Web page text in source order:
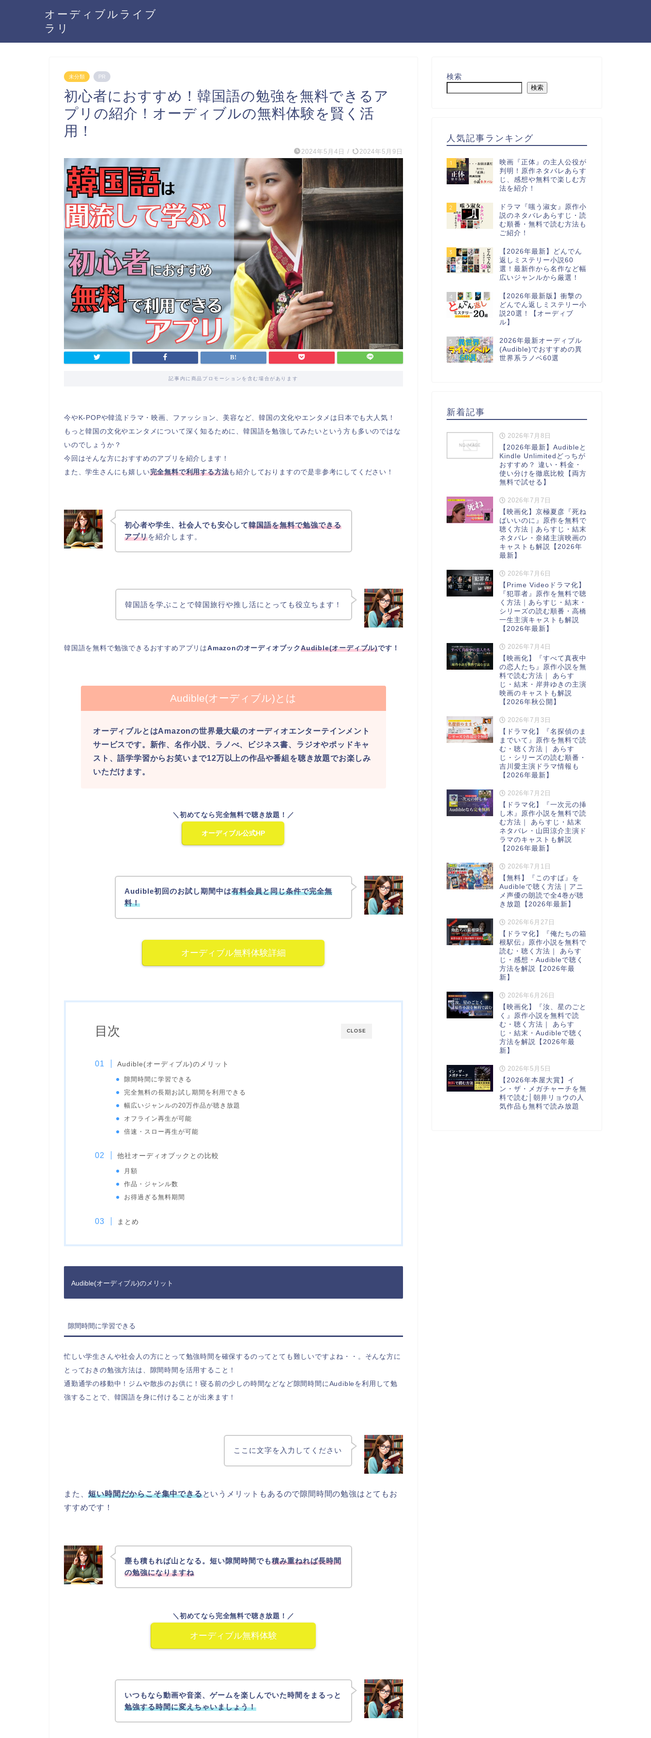
オーディブルライブ
ラリ
未分類 PR
初心者におすすめ！韓国語の勉強を無料できるア
プリの紹介！オーディブルの無料体験を賢く活
用！
2024年5月4日 / 2024年5月9日
記事内に商品プロモーションを含む場合があります
今やK-POPや韓流ドラマ・映画、ファッション、美容など、韓国の文化やエンタメは日本でも大人気！
もっと韓国の文化やエンタメについて深く知るために、韓国語を勉強してみたいという方も多いのではな
いのでしょうか？
今回はそんな方におすすめのアプリを紹介します！
また、学生さんにも嬉しい完全無料で利用する方法も紹介しておりますので是非参考にしてください！
初心者や学生、社会人でも安心して韓国語を無料で勉強できる
アプリを紹介します。
韓国語を学ぶことで韓国旅行や推し活にとっても役立ちます！
韓国語を無料で勉強できるおすすめアプリはAmazonのオーディオブックAudible(オーディブル)です！
Audible(オーディブル)とは
オーディブルとはAmazonの世界最大級のオーディオエンターテインメント
サービスです。新作、名作小説、ラノべ、ビジネス書、ラジオやポッドキャ
スト、語学学習からお笑いまで12万以上の作品や番組を聴き放題でお楽しみ
いただけます。
＼初めてなら完全無料で聴き放題！／
オーディブル公式HP
Audible初回のお試し期間中は有料会員と同じ条件で完全無
料！
オーディブル無料体験詳細
CLOSE
目次
Audible(オーディブル)のメリット
隙間時間に学習できる
完全無料の長期お試し期間を利用できる
幅広いジャンルの20万作品が聴き放題
オフライン再生が可能
倍速・スロー再生が可能
他社オーディオブックとの比較
月額
作品・ジャンル数
お得過ぎる無料期間
まとめ
Audible(オーディブル)のメリット
隙間時間に学習できる
忙しい学生さんや社会人の方にとって勉強時間を確保するのってとても難しいですよね・・。そんな方に
とっておきの勉強方法は、隙間時間を活用すること！
通勤通学の移動中！ジムや散歩のお供に！寝る前の少しの時間などなど隙間時間にAudibleを利用して勉
強することで、韓国語を身に付けることが出来ます！
ここに文字を入力してください
また、短い時間だからこそ集中できるというメリットもあるので隙間時間の勉強はとてもお
すすめです！
塵も積もれば山となる。短い隙間時間でも積み重ねれば長時間
の勉強になりますね
＼初めてなら完全無料で聴き放題！／
オーディブル無料体験
いつもなら動画や音楽、ゲームを楽しんでいた時間をまるっと
勉強する時間に変えちゃいましょう！
検索
検索
人気記事ランキング
1
映画『正体』の主人公役が
判明！原作ネタバレあらす
じ、感想や無料で楽しむ方
法を紹介！
2
ドラマ『嗤う淑女』原作小
説のネタバレあらすじ・読
む順番・無料で読む方法も
ご紹介！
3
【2026年最新】どんでん
返しミステリー小説60
選！最新作から名作など幅
広いジャンルから厳選！
4
【2026年最新版】衝撃の
どんでん返しミステリー小
説20選！【オーディブ
ル】
5
2026年最新オーディブル
(Audible)でおすすめの異
世界系ラノベ60選
新着記事
2026年7月8日
【2026年最新】Audibleと
Kindle Unlimitedどっちが
おすすめ？ 違い・料金・
使い分けを徹底比較【両方
無料で試せる】
2026年7月7日
【映画化】京極夏彦『死ね
ばいいのに』原作を無料で
聴く方法｜あらすじ・結末
ネタバレ・奈緒主演映画の
キャストも解説【2026年
最新】
2026年7月6日
【Prime Videoドラマ化】
『犯罪者』原作を無料で聴
く方法｜あらすじ・結末・
シリーズの読む順番・高橋
一生主演キャストも解説
【2026年最新】
2026年7月4日
【映画化】『すべて真夜中
の恋人たち』原作小説を無
料で読む方法｜ あらす
じ・結末・岸井ゆきの主演
映画のキャストも解説
【2026年秋公開】
2026年7月3日
【ドラマ化】『名探偵のま
までいて』原作を無料で読
む・聴く方法｜ あらす
じ・シリーズの読む順番・
吉川愛主演ドラマ情報も
【2026年最新】
2026年7月2日
【ドラマ化】『一次元の挿
し木』原作小説を無料で読
む方法｜ あらすじ・結末
ネタバレ・山田涼介主演ド
ラマのキャストも解説
【2026年最新】
2026年7月1日
【無料】『このすば』を
Audibleで聴く方法｜アニ
メ声優の朗読で全4巻が聴
き放題【2026年最新】
2026年6月27日
【ドラマ化】『俺たちの箱
根駅伝』原作小説を無料で
読む・聴く方法｜ あらす
じ・感想・Audibleで聴く
方法を解説【2026年最
新】
2026年6月26日
【映画化】『汝、星のごと
く』原作小説を無料で読
む・聴く方法｜ あらす
じ・結末・Audibleで聴く
方法を解説【2026年最
新】
2026年5月5日
【2026年本屋大賞】イ
ン・ザ・メガチャーチを無
料で読む│朝井リョウの人
気作品も無料で読み放題